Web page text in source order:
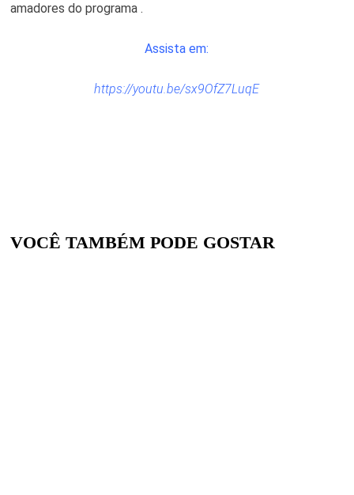
amadores do programa .
Assista em:
https://youtu.be/sx9OfZ7LuqE
VOCÊ TAMBÉM PODE GOSTAR